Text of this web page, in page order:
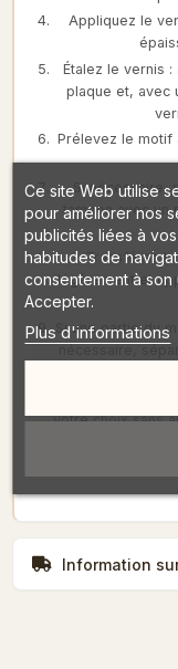
Appliquez le
Étalez le vernis
plaque et, avec
Prélevez le motif
Si nécessaire,
tampon avec un
Transférez le
légèrement et
Si une partie du
Lorsque le
votre choix sans
Information
Ce site Web utilise
pour améliorer nos
publicités liées à
habitudes de
consentement à
Accepter.
Plus d'informations